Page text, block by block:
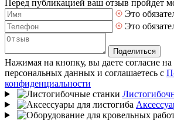
Перед публикацией ваш отзыв пройдет
Это
Это
Поделиться
Нажимая на кнопку, вы даете согласие на
персональных данных и соглашаетесь с
конфиденциальности